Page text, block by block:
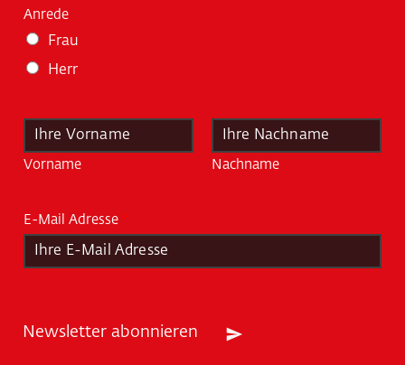
Anrede
Frau
Herr
m
Vorname Nachname
E-Mail Adresse
Newsletter abonnieren